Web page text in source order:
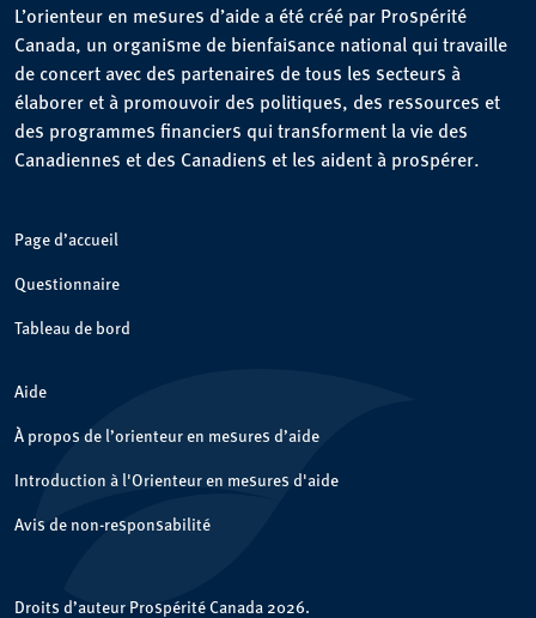
L’orienteur en mesures d’aide a été créé par Prospérité
Canada, un organisme de bienfaisance national qui travaille
de concert avec des partenaires de tous les secteurs à
élaborer et à promouvoir des politiques, des ressources et
des programmes financiers qui transforment la vie des
Canadiennes et des Canadiens et les aident à prospérer.
Page d’accueil
Questionnaire
Tableau de bord
Aide
À propos de l’orienteur en mesures d’aide
Introduction à l'Orienteur en mesures d'aide
Avis de non-responsabilité
Droits d’auteur Prospérité Canada 2026.